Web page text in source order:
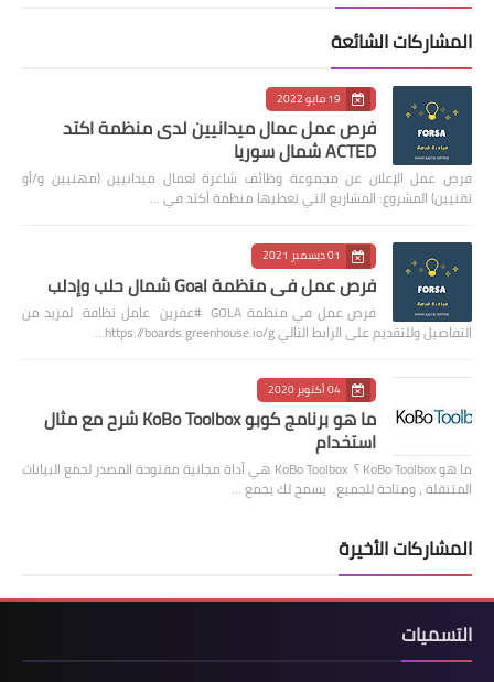
المشاركات الشائعة
19 مايو 2022
فرص عمل عمال ميدانيين لدى منظمة اكتد
ACTED شمال سوريا
فرص عمل الإعلان عن مجموعة وظائف شاغرة لعمال ميدانيين (مهنيين و/أو
تقنيين) المشروع: المشاريع التي تغطيها منظمة أكتد في …
01 ديسمبر 2021
فرص عمل في منظمة Goal شمال حلب وإدلب
فرص عمل في منظمة GOLA #عفرين عامل نظافة لمزيد من
التفاصيل وللتقديم على الرابط التالي https://boards.greenhouse.io/g…
04 أكتوبر 2020
ما هو برنامج كوبو KoBo Toolbox شرح مع مثال
استخدام
ما هو KoBo Toolbox ؟ KoBo Toolbox هي أداة مجانية مفتوحة المصدر لجمع البيانات
المتنقلة ، ومتاحة للجميع. يسمح لك بجمع …
المشاركات الأخيرة
التسميات